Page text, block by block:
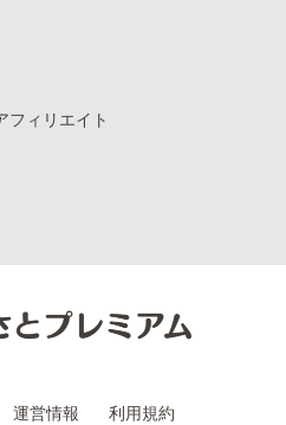
フィリエイト
運営情報 利用規約